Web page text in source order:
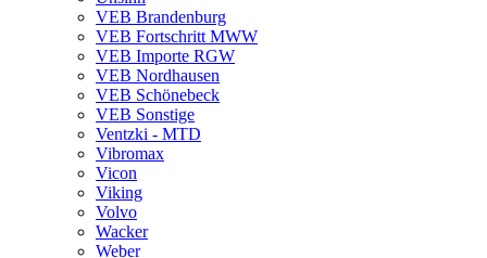
VEB Brandenburg
VEB Fortschritt MWW
VEB Importe RGW
VEB Nordhausen
VEB Schönebeck
VEB Sonstige
Ventzki - MTD
Vibromax
Vicon
Viking
Volvo
Wacker
Weber